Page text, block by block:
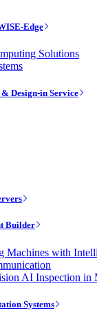
Edge
Solutions
Design-in Service
Builder
Machines with
AI Inspection in
Systems